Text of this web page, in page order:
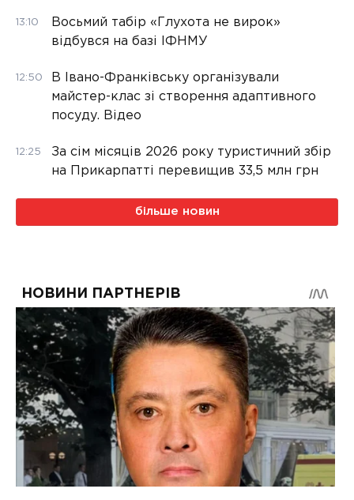
13:10
Восьмий табір «Глухота не вирок»
відбувся на базі ІФНМУ
12:50
В Івано-Франківську організували
майстер-клас зі створення адаптивного
посуду. Відео
12:25
За сім місяців 2026 року туристичний збір
на Прикарпатті перевищив 33,5 млн грн
більше новин